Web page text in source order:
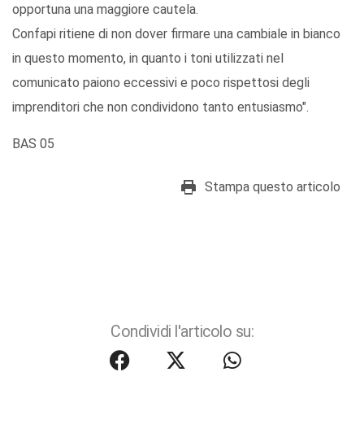
opportuna una maggiore cautela.
Confapi ritiene di non dover firmare una cambiale in bianco
in questo momento, in quanto i toni utilizzati nel
comunicato paiono eccessivi e poco rispettosi degli
imprenditori che non condividono tanto entusiasmo".
BAS 05
Stampa questo articolo
Condividi l'articolo su: